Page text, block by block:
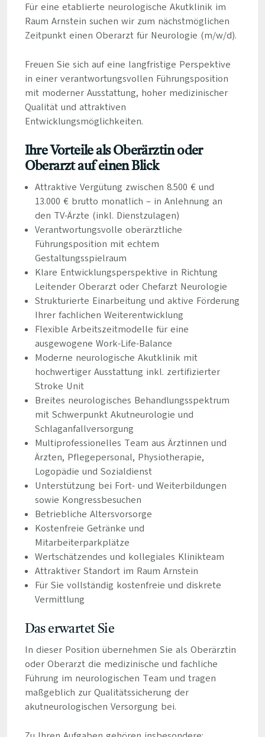
Für eine etablierte neurologische Akutklinik im
Raum Arnstein suchen wir zum nächstmöglichen
Zeitpunkt einen Oberarzt für Neurologie (m/w/d).
Freuen Sie sich auf eine langfristige Perspektive
in einer verantwortungsvollen Führungsposition
mit moderner Ausstattung, hoher medizinischer
Qualität und attraktiven
Entwicklungsmöglichkeiten.
Ihre Vorteile als Oberärztin oder
Oberarzt auf einen Blick
Attraktive Vergütung zwischen 8.500 € und
13.000 € brutto monatlich – in Anlehnung an
den TV-Ärzte (inkl. Dienstzulagen)
Verantwortungsvolle oberärztliche
Führungsposition mit echtem
Gestaltungsspielraum
Klare Entwicklungsperspektive in Richtung
Leitender Oberarzt oder Chefarzt Neurologie
Strukturierte Einarbeitung und aktive Förderung
Ihrer fachlichen Weiterentwicklung
Flexible Arbeitszeitmodelle für eine
ausgewogene Work-Life-Balance
Moderne neurologische Akutklinik mit
hochwertiger Ausstattung inkl. zertifizierter
Stroke Unit
Breites neurologisches Behandlungsspektrum
mit Schwerpunkt Akutneurologie und
Schlaganfallversorgung
Multiprofessionelles Team aus Ärztinnen und
Ärzten, Pflegepersonal, Physiotherapie,
Logopädie und Sozialdienst
Unterstützung bei Fort- und Weiterbildungen
sowie Kongressbesuchen
Betriebliche Altersvorsorge
Kostenfreie Getränke und
Mitarbeiterparkplätze
Wertschätzendes und kollegiales Klinikteam
Attraktiver Standort im Raum Arnstein
Für Sie vollständig kostenfreie und diskrete
Vermittlung
Das erwartet Sie
In dieser Position übernehmen Sie als Oberärztin
oder Oberarzt die medizinische und fachliche
Führung im neurologischen Team und tragen
maßgeblich zur Qualitätssicherung der
akutneurologischen Versorgung bei.